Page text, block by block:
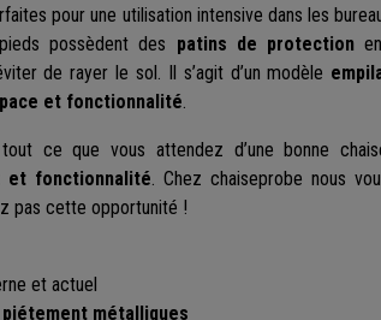
pour une utilisation intensive dans les
possèdent des patins de protectionen
de rayer le sol. Il s’agit d’un modèle
et fonctionnalité.
ce que vous attendez d’une bonne
et fonctionnalité. Chez chaiseprobe nous
pas cette opportunité !
et actuel
métalliques